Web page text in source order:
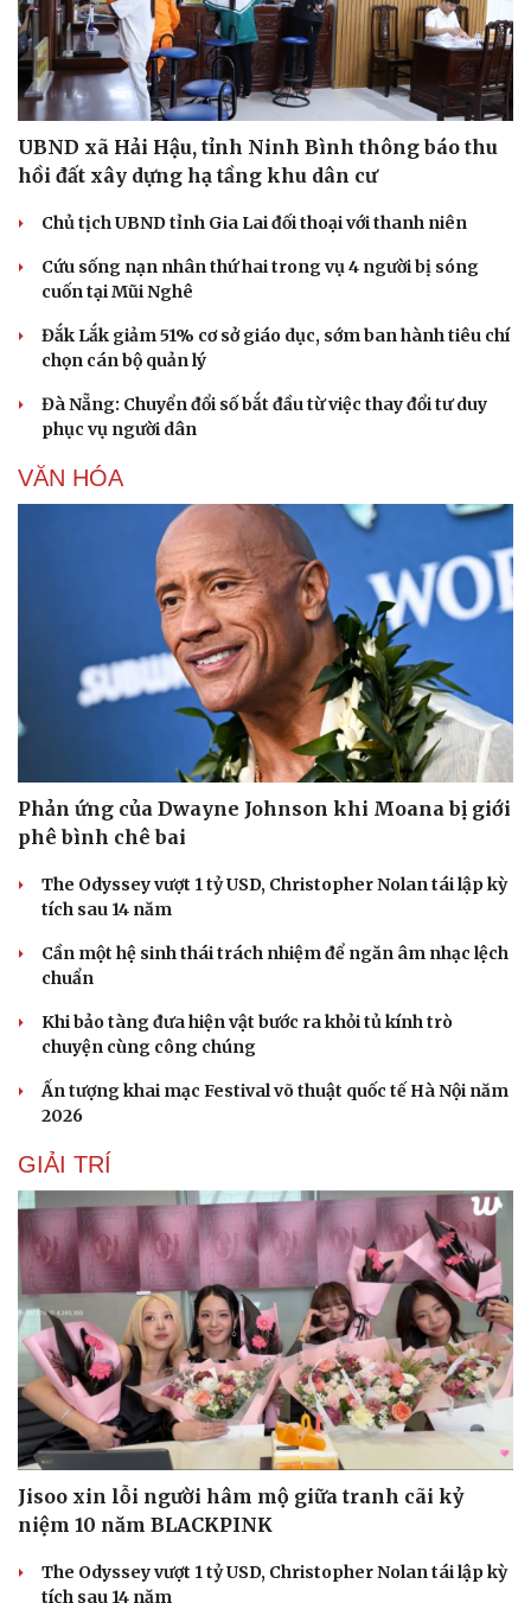
Văn hóa
Sân khấu - Điện ảnh
Văn học
Âm nhạc
Giải trí
Thời trang
UBND xã Hải Hậu, tỉnh Ninh Bình thông báo thu
hồi đất xây dựng hạ tầng khu dân cư
Chủ tịch UBND tỉnh Gia Lai đối thoại với thanh niên
Cứu sống nạn nhân thứ hai trong vụ 4 người bị sóng
cuốn tại Mũi Nghê
Đắk Lắk giảm 51% cơ sở giáo dục, sớm ban hành tiêu chí
chọn cán bộ quản lý
Đà Nẵng: Chuyển đổi số bắt đầu từ việc thay đổi tư duy
phục vụ người dân
VĂN HÓA
Phản ứng của Dwayne Johnson khi Moana bị giới
phê bình chê bai
The Odyssey vượt 1 tỷ USD, Christopher Nolan tái lập kỳ
tích sau 14 năm
Cần một hệ sinh thái trách nhiệm để ngăn âm nhạc lệch
chuẩn
Khi bảo tàng đưa hiện vật bước ra khỏi tủ kính trò
chuyện cùng công chúng
Ấn tượng khai mạc Festival võ thuật quốc tế Hà Nội năm
2026
GIẢI TRÍ
Jisoo xin lỗi người hâm mộ giữa tranh cãi kỷ
niệm 10 năm BLACKPINK
The Odyssey vượt 1 tỷ USD, Christopher Nolan tái lập kỳ
tích sau 14 năm